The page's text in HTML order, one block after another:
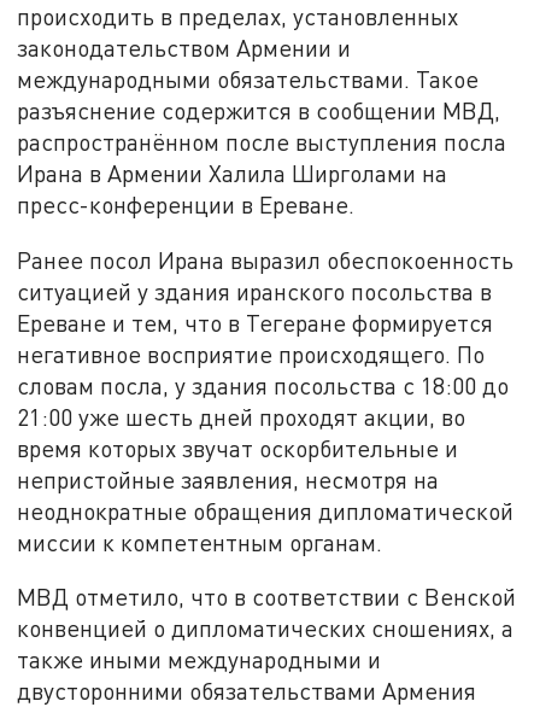
происходить в пределах, установленных
законодательством Армении и
международными обязательствами. Такое
разъяснение содержится в сообщении МВД,
распространённом после выступления посла
Ирана в Армении Халила Ширголами на
пресс-конференции в Ереване.
Ранее посол Ирана выразил обеспокоенность
ситуацией у здания иранского посольства в
Ереване и тем, что в Тегеране формируется
негативное восприятие происходящего. По
словам посла, у здания посольства с 18:00 до
21:00 уже шесть дней проходят акции, во
время которых звучат оскорбительные и
непристойные заявления, несмотря на
неоднократные обращения дипломатической
миссии к компетентным органам.
МВД отметило, что в соответствии с Венской
конвенцией о дипломатических сношениях, а
также иными международными и
двусторонними обязательствами Армения